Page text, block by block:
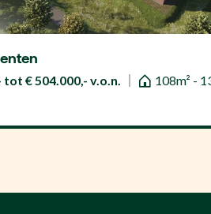
tot € 504.000,- v.o.n. 108m² -